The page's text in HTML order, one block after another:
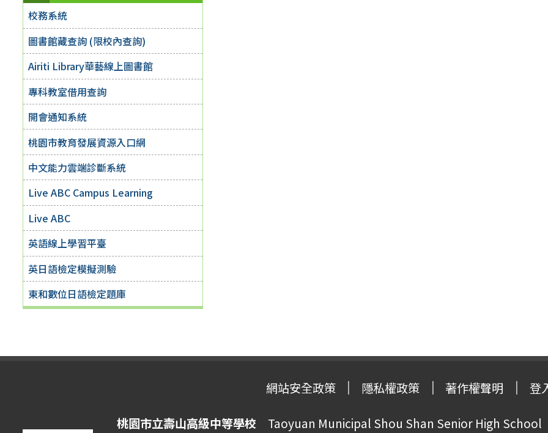
校務系統
圖書館藏查詢 (限校內查詢)
Airiti Library華藝線上圖書館
專科教室借用查詢
開會通知系統
桃園市教育發展資源入口網
中文能力雲端診斷系統
Live ABC Campus Learning
Live ABC
英語線上學習平臺
英日語檢定模擬測驗
東和數位日語檢定題庫
網站安全政策 隱私權政策 著作權聲明 登
桃園市立壽山高級中等學校 Taoyuan Municipal Shou Shan Senior High School